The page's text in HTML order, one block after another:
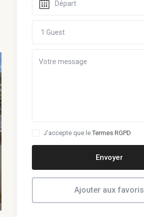
J'accepte que leTermes RGPD
Envoyer
Ajouter aux favoris